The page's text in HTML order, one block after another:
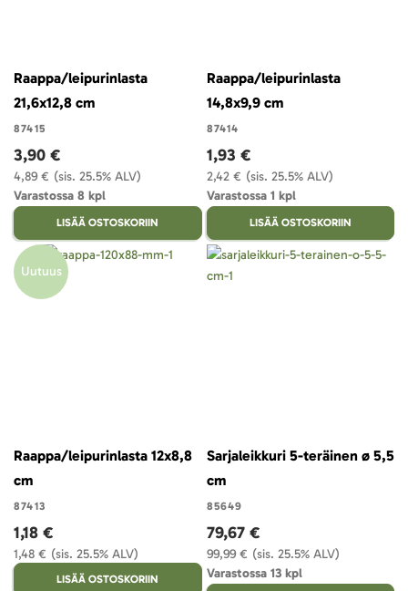
Raappa/leipurinlasta
21,6x12,8 cm
87415
(sis. 25.5% ALV)
4,89 €
3,90 €
Varastossa 8 kpl
LISÄÄ OSTOSKORIIN
Raappa/leipurinlasta
14,8x9,9 cm
87414
(sis. 25.5% ALV)
2,42 €
1,93 €
Varastossa 1 kpl
LISÄÄ OSTOSKORIIN
Uutuus
Raappa/leipurinlasta 12x8,8
cm
87413
(sis. 25.5% ALV)
1,48 €
1,18 €
LISÄÄ OSTOSKORIIN
Sarjaleikkuri 5-teräinen ø 5,5
cm
85649
(sis. 25.5% ALV)
99,99 €
79,67 €
Varastossa 13 kpl